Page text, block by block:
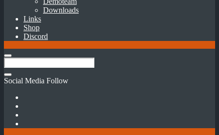
Downloads
Links
Shop
Discord
Social Media Follow